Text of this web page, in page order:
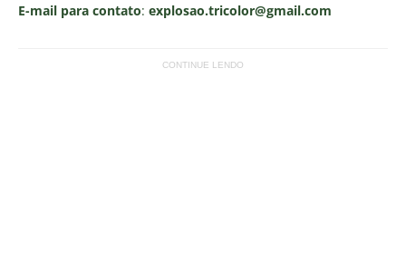
E-mail para contato: explosao.tricolor@gmail.com
CONTINUE LENDO